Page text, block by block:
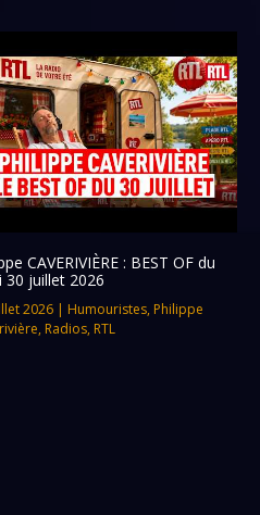
CAVERIVIÈRE : BEST OF du
30 juillet 2026
2026| Humouristes, Philippe
, Radios, RTL